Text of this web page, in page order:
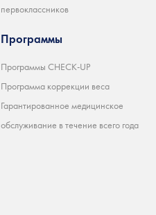
первоклассников
Программы
Программы CHECK-UP
Программа коррекции веса
Гарантированное медицинское
обслуживание в течение всего года